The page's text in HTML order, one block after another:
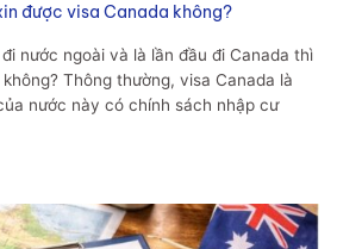
được visa Canada không?
nước ngoài và là lần đầu đi Canada thì
Thông thường, visa Canada là
nước này có chính sách nhập cư